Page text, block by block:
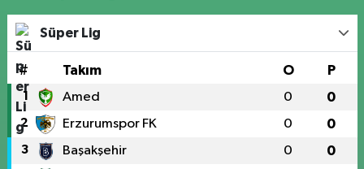
Süper Lig
# Takım O P
1 Amed 0 0
2 Erzurumspor FK 0 0
3 Başakşehir 0 0